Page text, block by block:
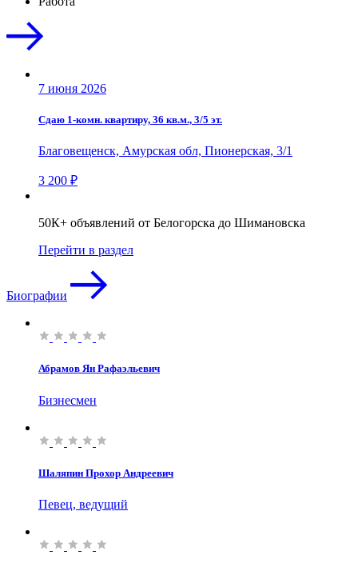
7 июня 2026
Сдаю 1-комн. квартиру, 36 кв.м., 3/5 эт.
Благовещенск, Амурская обл, Пионерская, 3/1
3 200 ₽
50К+ объявлений от Белогорска до Шимановска
Перейти в раздел
Биографии
Абрамов Ян Рафаэльевич
Бизнесмен
Шаляпин Прохор Андреевич
Певец, ведущий